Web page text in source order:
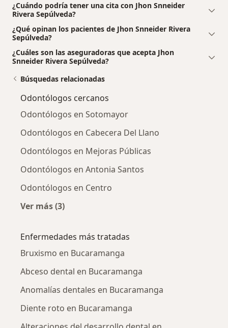
¿Cuándo podría tener una cita con Jhon Snneider
Rivera Sepúlveda?
¿Qué opinan los pacientes de Jhon Snneider Rivera
Sepúlveda?
¿Cuáles son las aseguradoras que acepta Jhon
Snneider Rivera Sepúlveda?
Búsquedas relacionadas
Odontólogos cercanos
Odontólogos en Sotomayor
Odontólogos en Cabecera Del Llano
Odontólogos en Mejoras Públicas
Odontólogos en Antonia Santos
Odontólogos en Centro
Ver más (3)
Enfermedades más tratadas
Bruxismo en Bucaramanga
Abceso dental en Bucaramanga
Anomalías dentales en Bucaramanga
Diente roto en Bucaramanga